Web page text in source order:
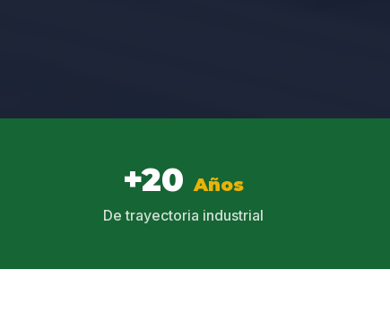
+20 Años
De trayectoria industrial